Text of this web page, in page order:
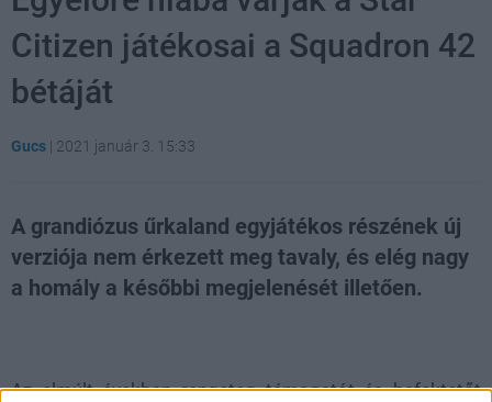
Citizen játékosai a Squadron 42
bétáját
Gucs | 2021 január 3. 15:33
A grandiózus űrkaland egyjátékos részének új
verziója nem érkezett meg tavaly, és elég nagy
a homály a későbbi megjelenését illetően.
Az elmúlt években rengeteg támogatót és befektetőt